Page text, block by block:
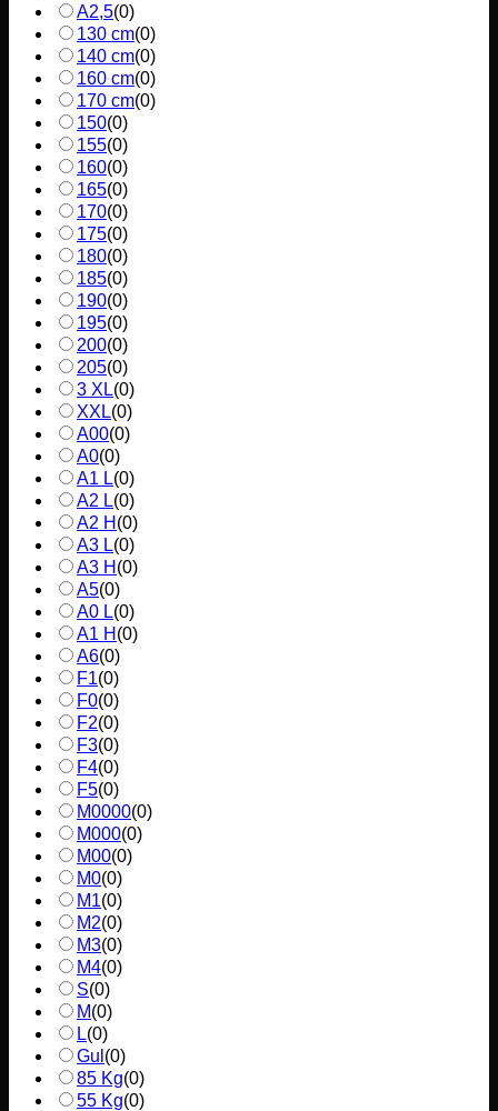
A2,5(0)
130 cm(0)
140 cm(0)
160 cm(0)
170 cm(0)
150(0)
155(0)
160(0)
165(0)
170(0)
175(0)
180(0)
185(0)
190(0)
195(0)
200(0)
205(0)
3 XL(0)
XXL(0)
A00(0)
A0(0)
A1 L(0)
A2 L(0)
A2 H (0)
A3 L(0)
A3 H (0)
A5(0)
A0 L(0)
A1 H (0)
A6(0)
F1(0)
F0(0)
F2(0)
F3(0)
F4(0)
F5(0)
M0000(0)
M000(0)
M00(0)
M0(0)
M1(0)
M2(0)
M3(0)
M4(0)
S(0)
M(0)
L(0)
Gul (0)
85 Kg(0)
55 Kg(0)